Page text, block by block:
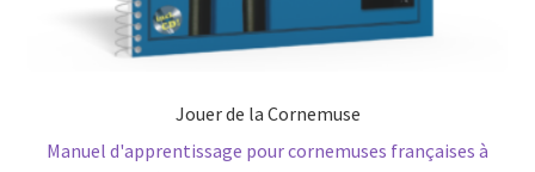
Jouer de la Cornemuse
Manuel d'apprentissage pour cornemuses françaises à